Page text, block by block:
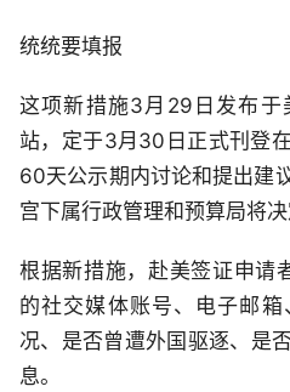
统统要填报
这项新措施3月29日发布于
站，定于3月30日正式刊登
60天公示期内讨论和提出建
宫下属行政管理和预算局将决
根据新措施，赴美签证申请
的社交媒体账号、电子邮
况、是否曾遭外国驱逐、是
息。